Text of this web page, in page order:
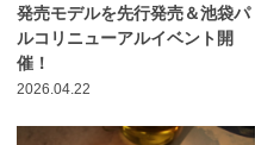
発売モデルを先行発売＆池袋パ
ルコリニューアルイベント開
催！
2026.04.22